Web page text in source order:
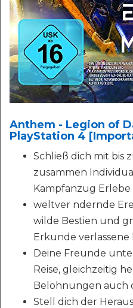
Anthem - Legion of
PlayStation 4
Schließ dich mit bis
zusammen
Kampfanzug
weltver ndernde
wilde Bestien und
Erkunde verlassene
Deine Freunde
Reise, gleichzeitig
Belohnungen auch
Stell dich der